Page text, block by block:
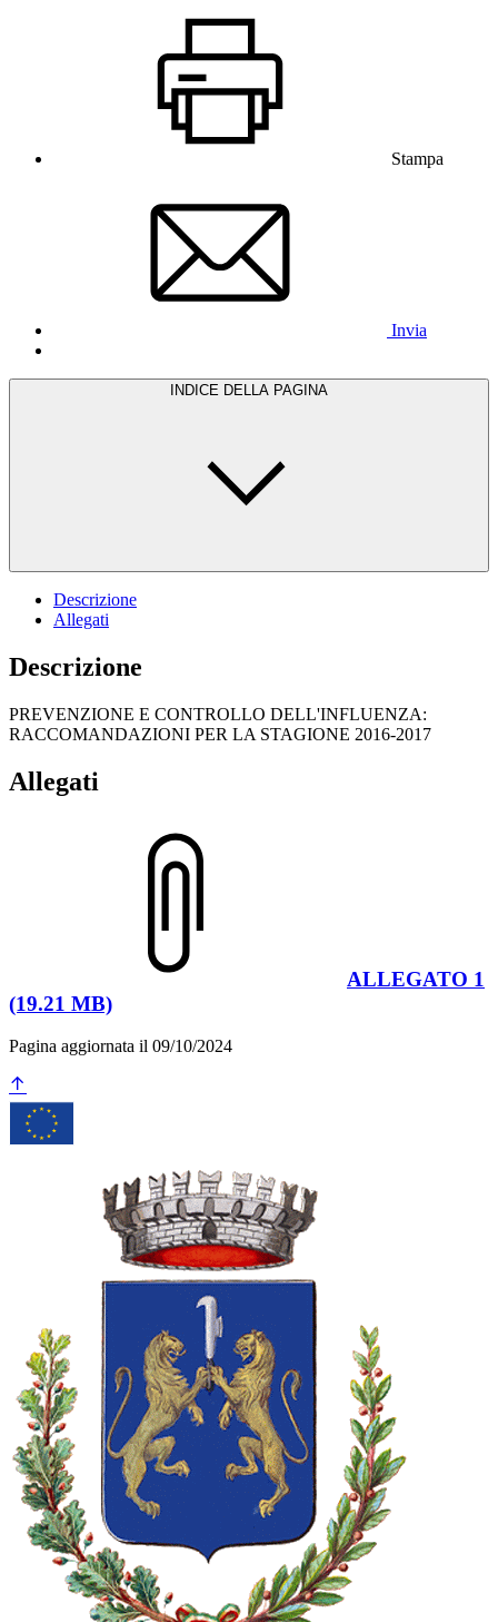
Stampa
Invia
INDICE DELLA PAGINA
Descrizione
Allegati
Descrizione
PREVENZIONE E CONTROLLO DELL'INFLUENZA:
RACCOMANDAZIONI PER LA STAGIONE 2016-2017
Allegati
ALLEGATO 1
(19.21 MB)
Pagina aggiornata il 09/10/2024